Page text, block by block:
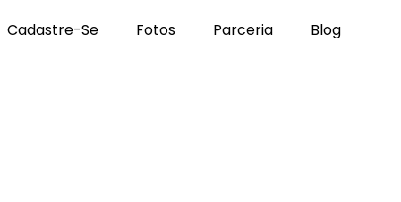
Cadastre-Se Fotos Parceria Blog